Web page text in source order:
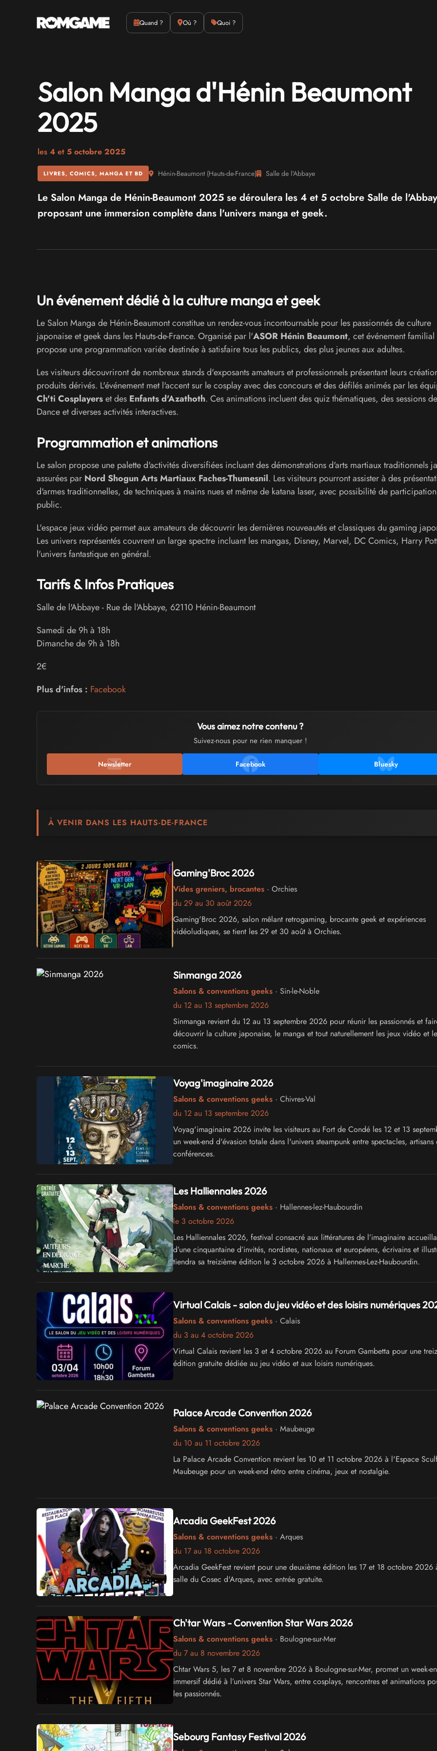
Quand ? Où ? Quoi ?
Actus Culture Emulation
Salon Manga d'Hénin Beaumont
2025
les 4et 5 octobre 2025
LIVRES, COMICS, MANGA ET BD Hénin-Beaumont(Hauts-de-France) Salle de l'Abbaye
Le Salon Manga de Hénin-Beaumont 2025 se déroulera les 4 et 5 octobre Salle de
proposant une immersion complète dans l'univers manga et geek.
Un événement dédié à la culture manga et geek
Le Salon Manga de Hénin-Beaumont constitue un rendez-vous incontournable pour les passionnés de culture
japonaise et geek dans les Hauts-de-France. Organisé par l'ASOR Hénin Beaumont, cet événement familial
propose une programmation variée destinée à satisfaire tous les publics, des plus jeunes aux adultes.
Les visiteurs découvriront de nombreux stands d'exposants amateurs et professionnels présentant leurs
produits dérivés. L'événement met l'accent sur le cosplay avec des concours et des défilés animés par les
Ch'ti Cosplayerset des Enfants d'Azathoth. Ces animations incluent des quiz thématiques, des sessions de
Dance et diverses activités interactives.
Programmation et animations
Le salon propose une palette d'activités diversifiées incluant des démonstrations d'arts martiaux traditionnels
assurées par Nord Shogun Arts Martiaux Faches-Thumesnil. Les visiteurs pourront assister à des
d'armes traditionnelles, de techniques à mains nues et même de katana laser, avec possibilité de
public.
L'espace jeux vidéo permet aux amateurs de découvrir les dernières nouveautés et classiques du gaming
Les univers représentés couvrent un large spectre incluant les mangas, Disney, Marvel, DC Comics, Harry
l'univers fantastique en général.
Tarifs & Infos Pratiques
Salle de l'Abbaye- Rue de l'Abbaye, 62110 Hénin-Beaumont
Samedi de 9h à 18h
Dimanche de 9h à 18h
2€
Plus d'infos : Facebook
Vous aimez notre contenu ?
Suivez-nous pour ne rien manquer !
Newsletter Facebook Bluesky
À VENIR DANS LES HAUTS-DE-FRANCE
Gaming'Broc 2026
Vides greniers, brocantes· Orchies
du 29 au 30 août 2026
Gaming'Broc 2026, salon mêlant retrogaming, brocante geek et expériences
vidéoludiques, se tient les 29 et 30 août à Orchies.
Sinmanga 2026
Salons & conventions geeks· Sin-le-Noble
du 12 au 13 septembre 2026
Sinmanga revient du 12 au 13 septembre 2026 pour réunir les passionnés et
découvrir la culture japonaise, le manga et tout naturellement les jeux vidéo et
comics.
Voyag'imaginaire 2026
Salons & conventions geeks· Chivres-Val
du 12 au 13 septembre 2026
Voyag'imaginaire 2026 invite les visiteurs au Fort de Condé les 12 et 13
un week-end d'évasion totale dans l'univers steampunk entre spectacles, artisans
conférences.
Les Halliennales 2026
Salons & conventions geeks· Hallennes-lez-Haubourdin
le 3 octobre 2026
Les Halliennales 2026, festival consacré aux littératures de l’imaginaire
d’une cinquantaine d’invités, nordistes, nationaux et européens, écrivains et
tiendra sa treizième édition le 3 octobre 2026 à Hallennes-Lez-Haubourdin.
Virtual Calais - salon du jeu vidéo et des loisirs numériques
Salons & conventions geeks· Calais
du 3 au 4 octobre 2026
Virtual Calais revient les 3 et 4 octobre 2026 au Forum Gambetta pour une
édition gratuite dédiée au jeu vidéo et aux loisirs numériques.
Palace Arcade Convention 2026
Salons & conventions geeks· Maubeuge
du 10 au 11 octobre 2026
La Palace Arcade Convention revient les 10 et 11 octobre 2026 à l'Espace
Maubeuge pour un week-end rétro entre cinéma, jeux et nostalgie.
Arcadia GeekFest 2026
Salons & conventions geeks· Arques
du 17 au 18 octobre 2026
Arcadia GeekFest revient pour une deuxième édition les 17 et 18 octobre 2026
salle du Cosec d'Arques, avec entrée gratuite.
Ch'tar Wars - Convention Star Wars 2026
Salons & conventions geeks· Boulogne-sur-Mer
du 7 au 8 novembre 2026
Chtar Wars 5, les 7 et 8 novembre 2026 à Boulogne-sur-Mer, promet un week-
immersif dédié à l’univers Star Wars, entre cosplays, rencontres et animations
les passionnés.
Sebourg Fantasy Festival 2026